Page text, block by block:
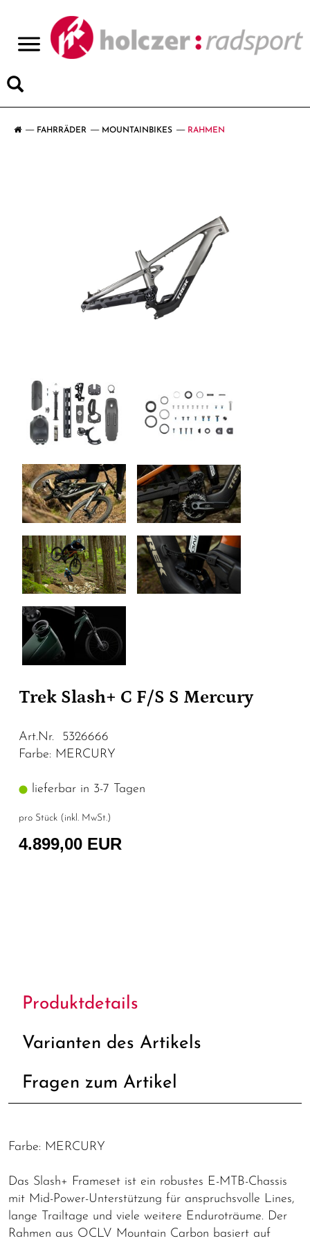
FAHRRÄDER MOUNTAINBIKES RAHMEN
Trek Slash+ C F/S S Mercury
Art.Nr. 5326666
Farbe: MERCURY
lieferbar in 3-7 Tagen
pro Stück (inkl. MwSt.)
4.899,00 EUR
Produktdetails
Varianten des Artikels
Fragen zum Artikel
Farbe: MERCURY
Das Slash+ Frameset ist ein robustes E-MTB-Chassis
mit Mid-Power-Unterstützung für anspruchsvolle Lines,
lange Trailtage und viele weitere Enduroträume. Der
Rahmen aus OCLV Mountain Carbon basiert auf